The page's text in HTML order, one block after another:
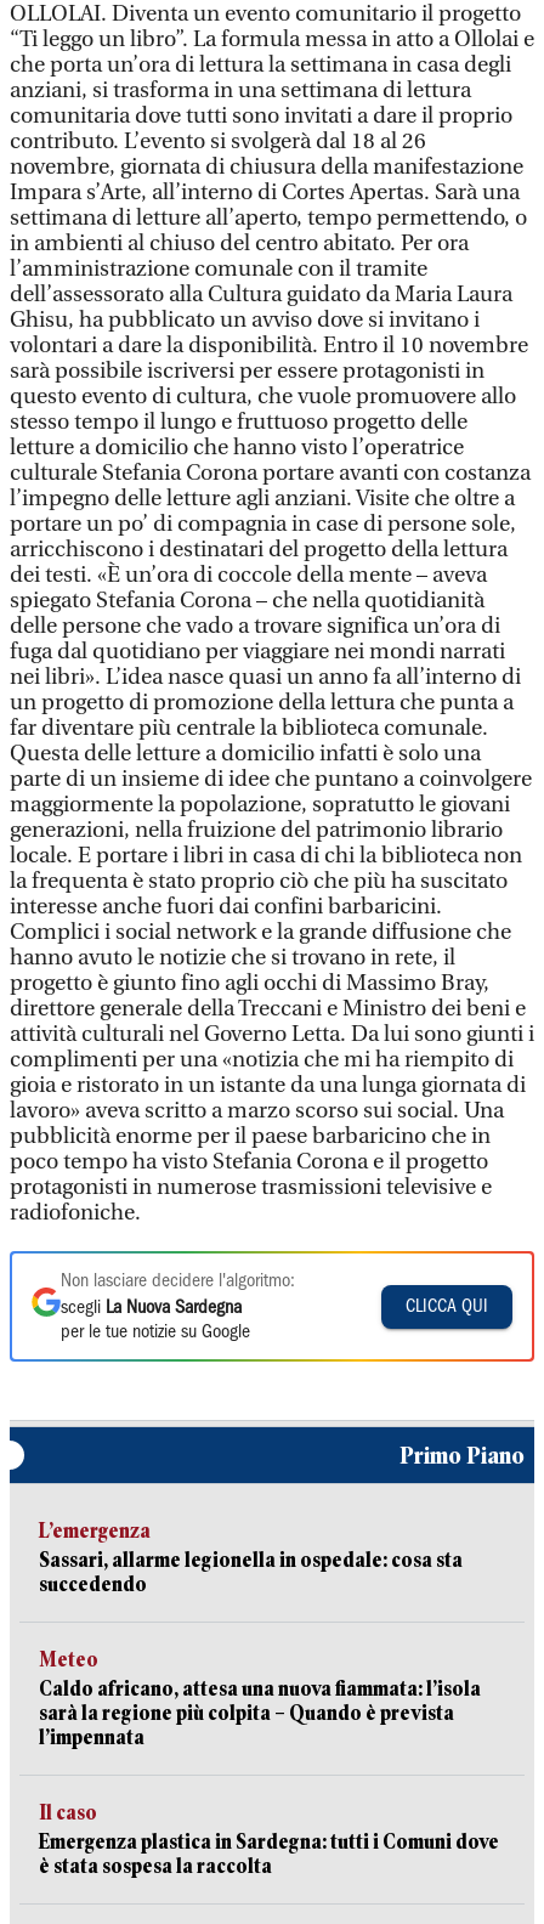
OLLOLAI. Diventa un evento comunitario il progetto
“Ti leggo un libro”. La formula messa in atto a Ollolai e
che porta un’ora di lettura la settimana in casa degli
anziani, si trasforma in una settimana di lettura
comunitaria dove tutti sono invitati a dare il proprio
contributo. L’evento si svolgerà dal 18 al 26
novembre, giornata di chiusura della manifestazione
Impara s’Arte, all’interno di Cortes Apertas. Sarà una
settimana di letture all’aperto, tempo permettendo, o
in ambienti al chiuso del centro abitato. Per ora
l’amministrazione comunale con il tramite
dell’assessorato alla Cultura guidato da Maria Laura
Ghisu, ha pubblicato un avviso dove si invitano i
volontari a dare la disponibilità. Entro il 10 novembre
sarà possibile iscriversi per essere protagonisti in
questo evento di cultura, che vuole promuovere allo
stesso tempo il lungo e fruttuoso progetto delle
letture a domicilio che hanno visto l’operatrice
culturale Stefania Corona portare avanti con costanza
l’impegno delle letture agli anziani. Visite che oltre a
portare un po’ di compagnia in case di persone sole,
arricchiscono i destinatari del progetto della lettura
dei testi. «È un’ora di coccole della mente – aveva
spiegato Stefania Corona – che nella quotidianità
delle persone che vado a trovare significa un’ora di
fuga dal quotidiano per viaggiare nei mondi narrati
nei libri». L’idea nasce quasi un anno fa all’interno di
un progetto di promozione della lettura che punta a
far diventare più centrale la biblioteca comunale.
Questa delle letture a domicilio infatti è solo una
parte di un insieme di idee che puntano a coinvolgere
maggiormente la popolazione, sopratutto le giovani
generazioni, nella fruizione del patrimonio librario
locale. E portare i libri in casa di chi la biblioteca non
la frequenta è stato proprio ciò che più ha suscitato
interesse anche fuori dai confini barbaricini.
Complici i social network e la grande diffusione che
hanno avuto le notizie che si trovano in rete, il
progetto è giunto fino agli occhi di Massimo Bray,
direttore generale della Treccani e Ministro dei beni e
attività culturali nel Governo Letta. Da lui sono giunti i
complimenti per una «notizia che mi ha riempito di
gioia e ristorato in un istante da una lunga giornata di
lavoro» aveva scritto a marzo scorso sui social. Una
pubblicità enorme per il paese barbaricino che in
poco tempo ha visto Stefania Corona e il progetto
protagonisti in numerose trasmissioni televisive e
radiofoniche.
Non lasciare decidere l'algoritmo:
scegli La Nuova Sardegna
per le tue notizie su Google
CLICCA QUI
Primo Piano
L’emergenza
Sassari, allarme legionella in ospedale: cosa sta
succedendo
Meteo
Caldo africano, attesa una nuova fiammata: l’isola
sarà la regione più colpita – Quando è prevista
l’impennata
Il caso
Emergenza plastica in Sardegna: tutti i Comuni dove
è stata sospesa la raccolta